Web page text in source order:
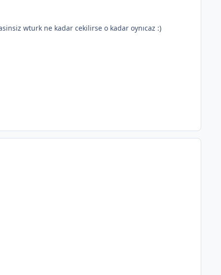
wturk ne kadar cekilirse o kadar oynıcaz :)